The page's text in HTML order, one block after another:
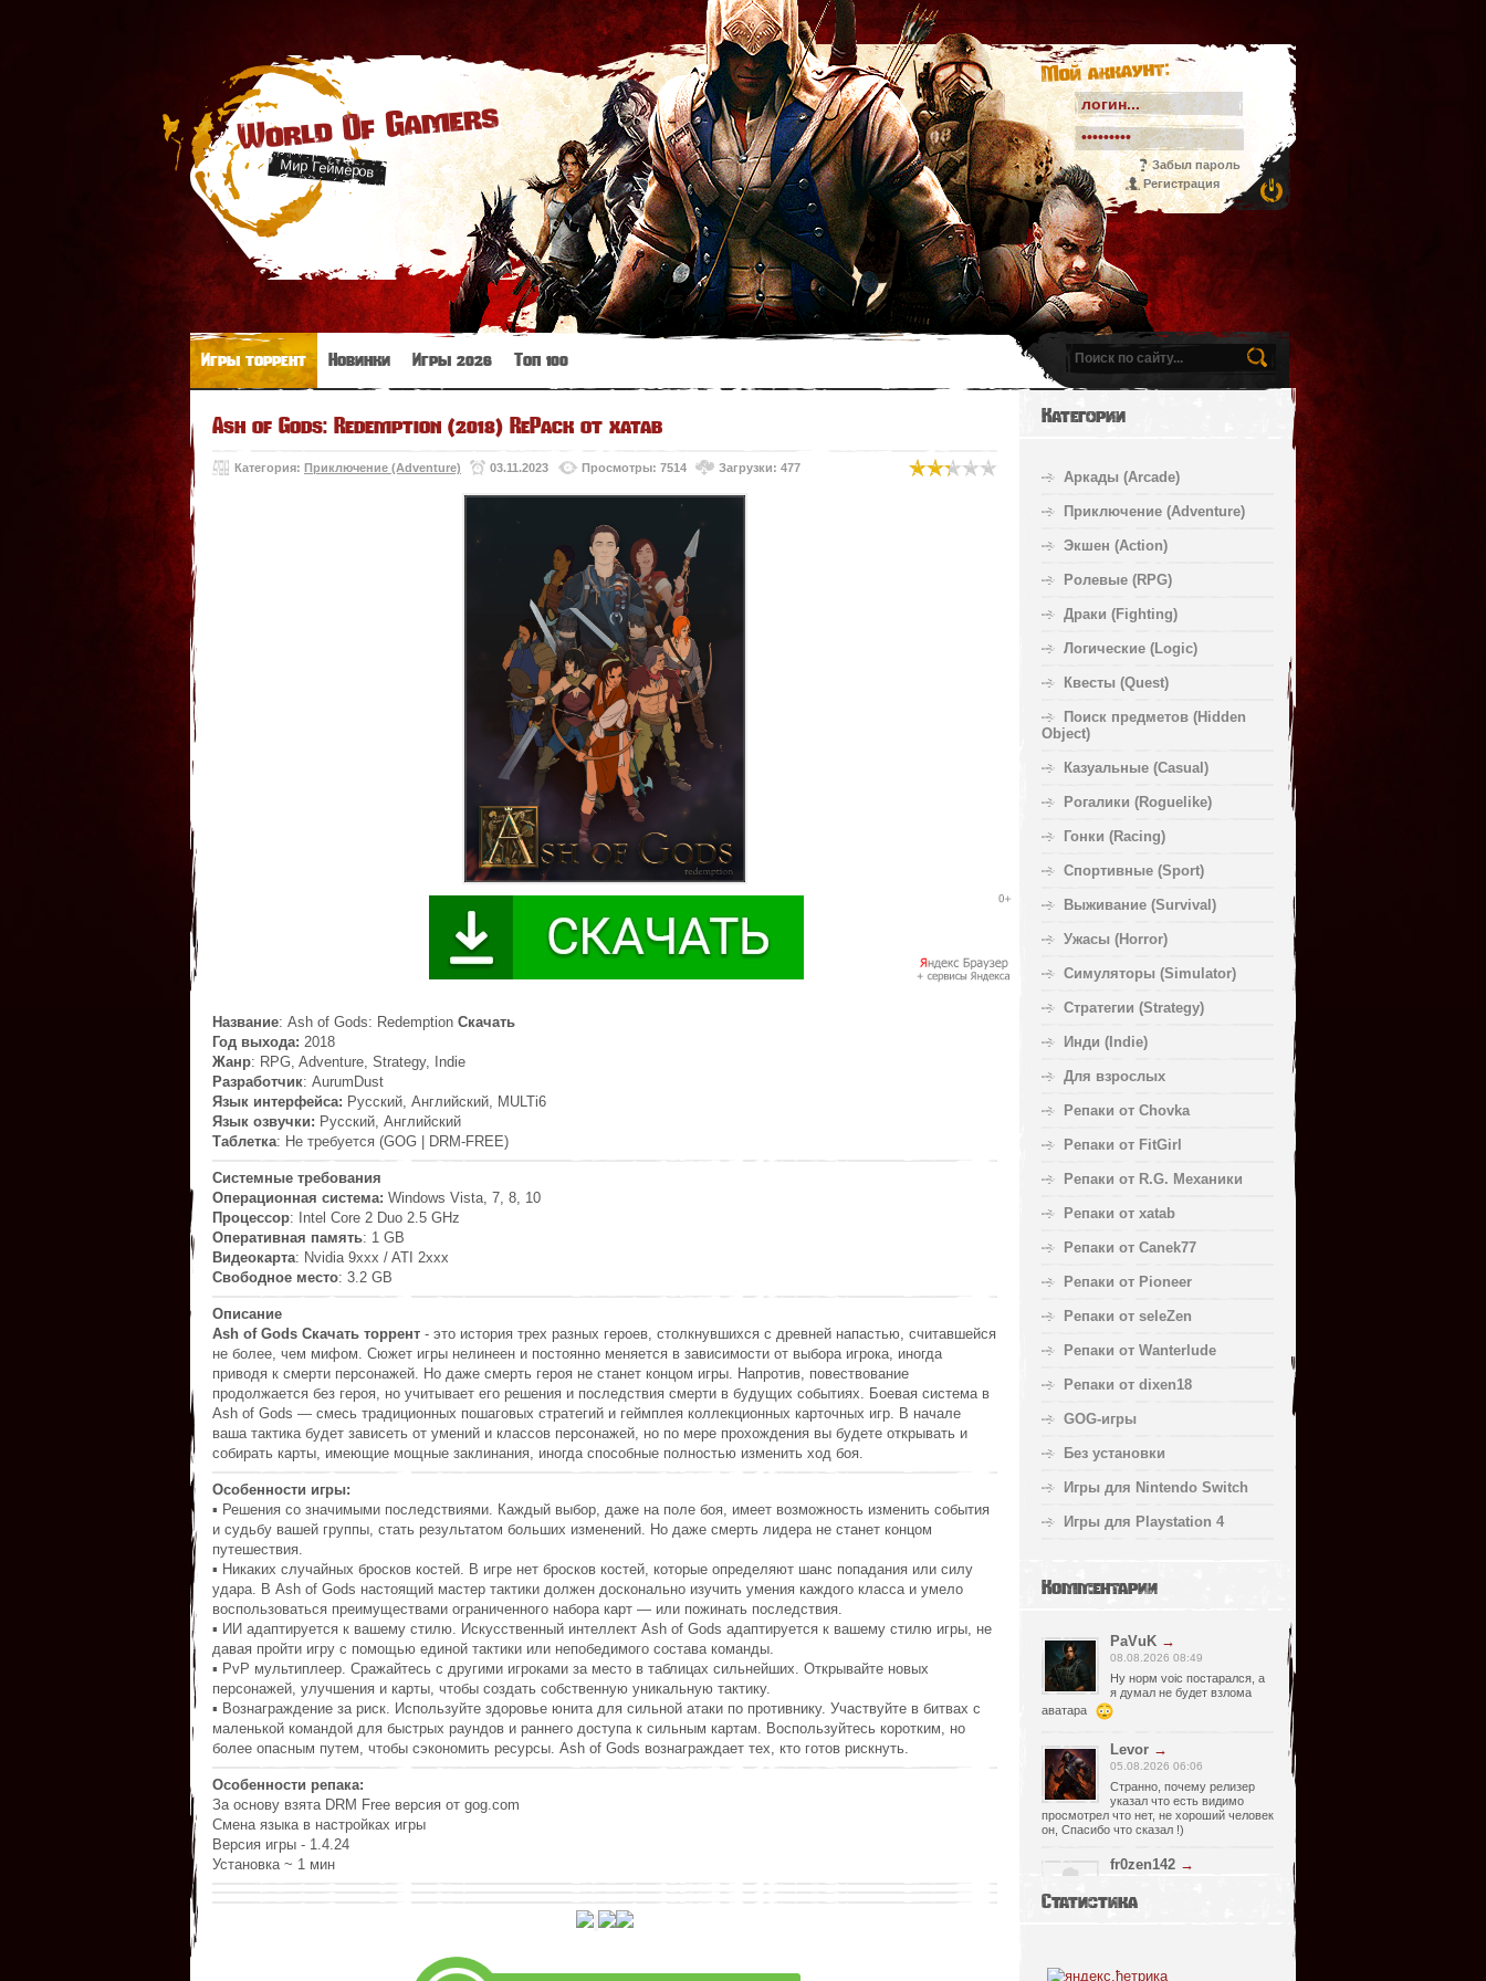
World Of Gamers
Мир Геймеров
Мой аккаунт:
Забыл пароль
Регистрация
Игры торрент Новинки Игры 2026 Топ 100
Ash of Gods: Redemption (2018) RePack от xatab
Категория: Приключение (Adventure) 03.11.2023 Просмотры: 7514 Загрузки: 477
Название: Ash of Gods: Redemption Скачать
Год выхода: 2018
Жанр: RPG, Adventure, Strategy, Indie
Разработчик: AurumDust
Язык интерфейса: Русский, Английский, MULTi6
Язык озвучки: Русский, Английский
Таблетка: Не требуется (GOG | DRM-FREE)
Системные требования
Операционная система: Windows Vista, 7, 8, 10
Процессор: Intel Core 2 Duo 2.5 GHz
Оперативная память: 1 GB
Видеокарта: Nvidia 9xxx / ATI 2xxx
Свободное место: 3.2 GB
Описание
Ash of Gods Скачать торрент - это история трех разных героев, столкнувшихся с древней напастью, считавшейся
не более, чем мифом. Сюжет игры нелинеен и постоянно меняется в зависимости от выбора игрока, иногда
приводя к смерти персонажей. Но даже смерть героя не станет концом игры. Напротив, повествование
продолжается без героя, но учитывает его решения и последствия смерти в будущих событиях. Боевая система в
Ash of Gods — смесь традиционных пошаговых стратегий и геймплея коллекционных карточных игр. В начале
ваша тактика будет зависеть от умений и классов персонажей, но по мере прохождения вы будете открывать и
собирать карты, имеющие мощные заклинания, иногда способные полностью изменить ход боя.
Особенности игры:
▪ Решения со значимыми последствиями. Каждый выбор, даже на поле боя, имеет возможность изменить события
и судьбу вашей группы, стать результатом больших изменений. Но даже смерть лидера не станет концом
путешествия.
▪ Никаких случайных бросков костей. В игре нет бросков костей, которые определяют шанс попадания или силу
удара. В Ash of Gods настоящий мастер тактики должен досконально изучить умения каждого класса и умело
воспользоваться преимуществами ограниченного набора карт — или пожинать последствия.
▪ ИИ адаптируется к вашему стилю. Искусственный интеллект Ash of Gods адаптируется к вашему стилю игры, не
давая пройти игру с помощью единой тактики или непобедимого состава команды.
▪ PvP мультиплеер. Cражайтесь с другими игроками за место в таблицах сильнейших. Открывайте новых
персонажей, улучшения и карты, чтобы создать собственную уникальную тактику.
▪ Вознаграждение за риск. Используйте здоровье юнита для сильной атаки по противнику. Участвуйте в битвах с
маленькой командой для быстрых раундов и раннего доступа к сильным картам. Воспользуйтесь коротким, но
более опасным путем, чтобы сэкономить ресурсы. Ash of Gods вознаграждает тех, кто готов рискнуть.
Особенности репака:
За основу взята DRM Free версия от gog.com
Смена языка в настройках игры
Версия игры - 1.4.24
Установка ~ 1 мин
Категории
Аркады (Arcade)
Приключение (Adventure)
Экшен (Action)
Ролевые (RPG)
Драки (Fighting)
Логические (Logic)
Квесты (Quest)
Поиск предметов (Hidden
Object)
Казуальные (Casual)
Рогалики (Roguelike)
Гонки (Racing)
Спортивные (Sport)
Выживание (Survival)
Ужасы (Horror)
Симуляторы (Simulator)
Стратегии (Strategy)
Инди (Indie)
Для взрослых
Репаки от Chovka
Репаки от FitGirl
Репаки от R.G. Механики
Репаки от xatab
Репаки от Canek77
Репаки от Pioneer
Репаки от seleZen
Репаки от Wanterlude
Репаки от dixen18
GOG-игры
Без установки
Игры для Nintendo Switch
Игры для Playstation 4
Комментарии
PaVuK →
08.08.2026 08:49
Ну норм voic постарался, а
я думал не будет взлома
аватара
Levor →
05.08.2026 06:06
Странно, почему релизер
указал что есть видимо
просмотрел что нет, не хороший человек
он, Спасибо что сказал !)
fr0zen142 →
нет Русской озвучки, зря
Статистика